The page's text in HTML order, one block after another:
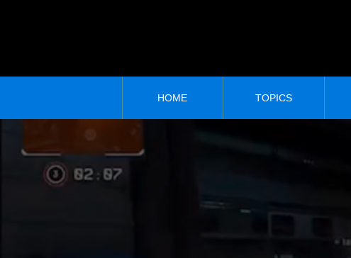
HOME TOPICS